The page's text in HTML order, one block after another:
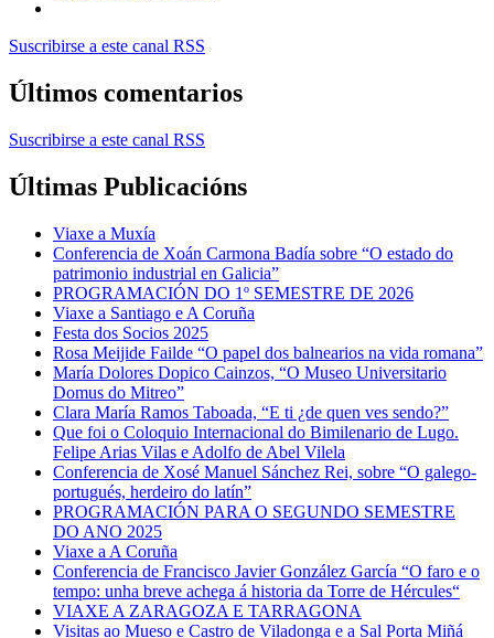
Suscribirse a este canal RSS
Últimos comentarios
Suscribirse a este canal RSS
Últimas Publicacións
Viaxe a Muxía
Conferencia de Xoán Carmona Badía sobre “O estado do
patrimonio industrial en Galicia”
PROGRAMACIÓN DO 1º SEMESTRE DE 2026
Viaxe a Santiago e A Coruña
Festa dos Socios 2025
Rosa Meijide Failde “O papel dos balnearios na vida romana”
María Dolores Dopico Cainzos, “O Museo Universitario
Domus do Mitreo”
Clara María Ramos Taboada, “E ti ¿de quen ves sendo?”
Que foi o Coloquio Internacional do Bimilenario de Lugo.
Felipe Arias Vilas e Adolfo de Abel Vilela
Conferencia de Xosé Manuel Sánchez Rei, sobre “O galego-
portugués, herdeiro do latín”
PROGRAMACIÓN PARA O SEGUNDO SEMESTRE
DO ANO 2025
Viaxe a A Coruña
Conferencia de Francisco Javier González García “O faro e o
tempo: unha breve achega á historia da Torre de Hércules“
VIAXE A ZARAGOZA E TARRAGONA
Visitas ao Mueso e Castro de Viladonga e a Sal Porta Miñá